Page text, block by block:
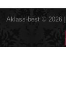
Aklass-best © 2026